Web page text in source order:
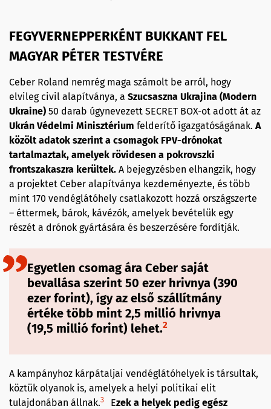
FEGYVERNEPPERKÉNT BUKKANT FEL
MAGYAR PÉTER TESTVÉRE
Ceber Roland nemrég maga számolt be arról, hogy
elvileg civil alapítványa, a Szucsaszna Ukrajina (Modern
Ukraine) 50 darab úgynevezett SECRET BOX-ot adott át az
Ukrán Védelmi Minisztérium felderítő igazgatóságának. A
közölt adatok szerint a csomagok FPV-drónokat
tartalmaztak, amelyek rövidesen a pokrovszki
frontszakaszra kerültek. A bejegyzésben elhangzik, hogy
a projektet Ceber alapítványa kezdeményezte, és több
mint 170 vendéglátóhely csatlakozott hozzá országszerte
– éttermek, bárok, kávézók, amelyek bevételük egy
részét a drónok gyártására és beszerzésére fordítják.
Egyetlen csomag ára Ceber saját
bevallása szerint 50 ezer hrivnya (390
ezer forint), így az első szállítmány
értéke több mint 2,5 millió hrivnya
(19,5 millió forint) lehet.2
A kampányhoz kárpátaljai vendéglátóhelyek is társultak,
köztük olyanok is, amelyek a helyi politikai elit
tulajdonában állnak.3 Ezek a helyek pedig egész